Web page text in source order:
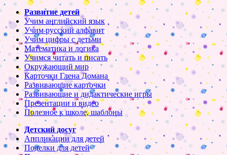
Развитие детей
Учим английский язык
Учим русский алфавит
Учим цифры с детьми
Математика и логика
Учимся читать и писать
Окружающий мир
Карточки Глена Домана
Развивающие карточки
Развивающие и дидактические игры
Презентации и видео
Полезное к школе, шаблоны
Детский досуг
Аппликации для детей
Поделки для детей